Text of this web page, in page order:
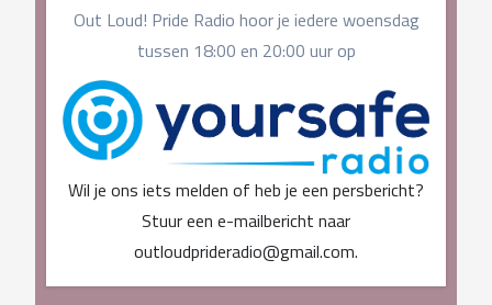
Out Loud! Pride Radio hoor je iedere woensdag
tussen 18:00 en 20:00 uur op
Wil je ons iets melden of heb je een persbericht?
Stuur een e-mailbericht naar
outloudprideradio@gmail.com.